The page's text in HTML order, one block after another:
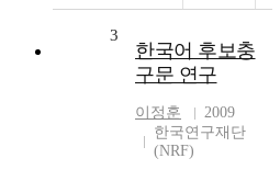
3
한국어 후보충
구문 연구
이정훈
2009
한국연구재단
(NRF)